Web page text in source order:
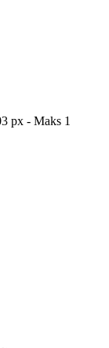
px - Maks 1